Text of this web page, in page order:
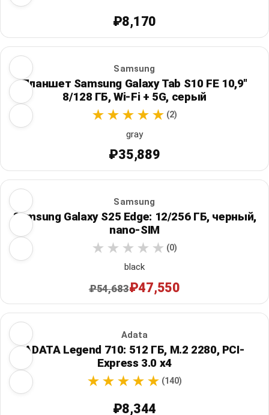
₽8,170
Samsung
Планшет Samsung Galaxy Tab S10 FE 10,9"
8/128 ГБ, Wi‑Fi + 5G, серый
(2)
gray
₽35,889
Samsung
Samsung Galaxy S25 Edge: 12/256 ГБ, черный,
nano-SIM
(0)
black
₽54,683₽47,550
Adata
ADATA Legend 710: 512 ГБ, M.2 2280, PCI-
Express 3.0 x4
(140)
₽8,344